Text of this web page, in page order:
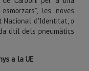
les noves
Nacional d'Identitat, o
útil dels pneumàtics
a la UE